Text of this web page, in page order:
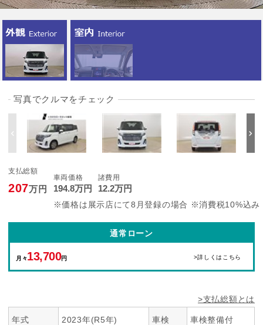
写真でクルマをチェック
支払総額
207万円
車両価格
194.8万円
諸費用
12.2万円
※価格は展示店にて8月登録の場合 ※消費税10%込み
通常ローン
月々13,700円 >詳しくはこちら
>支払総額とは
年式 2023年(R5年) 車検 車検整備付